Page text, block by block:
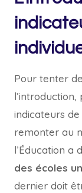
Pour tenter
l’introduction,
indicateurs
remonter au
l’Éducation a
des écoles
dernier doit